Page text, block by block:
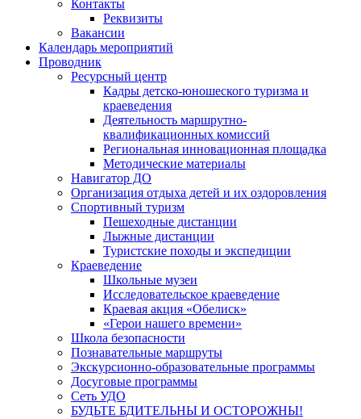
Контакты
Реквизиты
Вакансии
Календарь мероприятий
Проводник
Ресурсный центр
Кадры детско-юношеского туризма и
краеведения
Деятельность маршрутно-
квалификационных комиссий
Региональная инновационная площадка
Методические материалы
Навигатор ДО
Организация отдыха детей и их оздоровления
Спортивный туризм
Пешеходные дистанции
Лыжные дистанции
Туристские походы и экспедиции
Краеведение
Школьные музеи
Исследовательское краеведение
Краевая акция «Обелиск»
«Герои нашего времени»
Школа безопасности
Познавательные маршруты
Экскурсионно-образовательные программы
Досуговые программы
Сеть УДО
БУДЬТЕ БДИТЕЛЬНЫ И ОСТОРОЖНЫ!